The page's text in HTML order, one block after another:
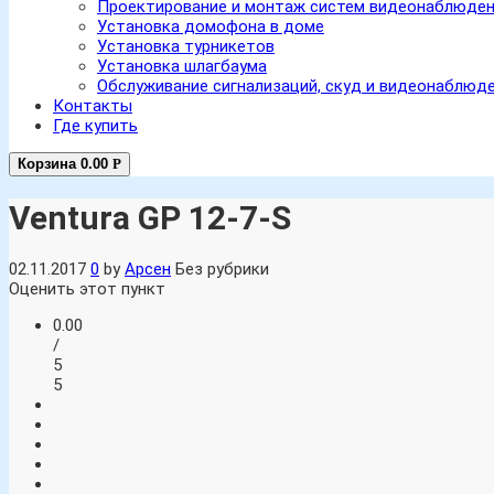
Проектирование и монтаж систем
Установка домофона в доме
Установка турникетов
Установка шлагбаума
Обслуживание сигнализаций, скуд и
Контакты
Где купить
Корзина 0.00 Р
Ventura GP 12-7-S
02.11.2017 0 byАрсен Без рубрики
Оценить этот пункт
0.00
/
5
5